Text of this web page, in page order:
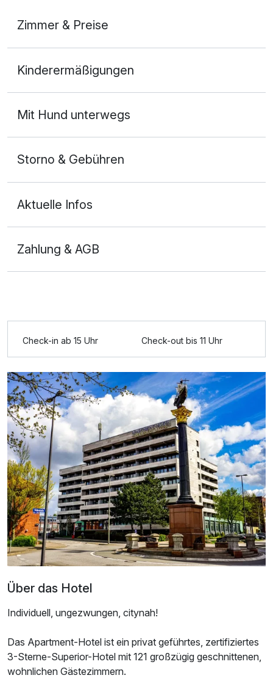
Zimmer & Preise
2 Erwachsene und 1 Kind
Zusatznächte
Für 3 Tage p.P. ab158,00 €
Einzelzimmer
1 Erwachsenen und 1 Kind
Kinderermäßigungen
Mit Hund unterwegs
Storno & Gebühren
Aktuelle Infos
Zahlung & AGB
Check-in ab 15 Uhr Check-out bis 11 Uhr
Über das Hotel
Individuell, ungezwungen, citynah!
Das Apartment-Hotel ist ein privat geführtes, zertifiziertes
3-Sterne-Superior-Hotel mit 121 großzügig geschnittenen,
wohnlichen Gästezimmern.